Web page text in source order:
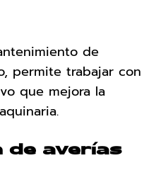
de
permite trabajar con
que mejora la
de averías